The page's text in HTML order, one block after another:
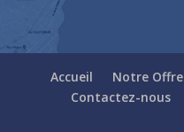
Accueil Notre Offre
Contactez-nous